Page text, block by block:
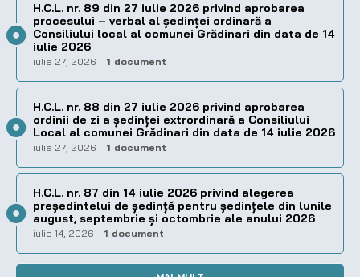
H.C.L. nr. 89 din 27 iulie 2026 privind aprobarea
procesului – verbal al şedinţei ordinară a
Consiliului local al comunei Grădinari din data de 14
iulie 2026
iulie 27, 2026 1 document
H.C.L. nr. 88 din 27 iulie 2026 privind aprobarea
ordinii de zi a şedinţei extrordinară a Consiliului
Local al comunei Grădinari din data de 14 iulie 2026
iulie 27, 2026 1 document
H.C.L. nr. 87 din 14 iulie 2026 privind alegerea
preşedintelui de şedinţă pentru ședințele din lunile
august, septembrie și octombrie ale anului 2026
iulie 14, 2026 1 document